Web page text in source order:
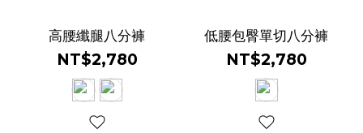
高腰纖腿八分褲
NT$2,780
低腰包臀單切八分褲
NT$2,780